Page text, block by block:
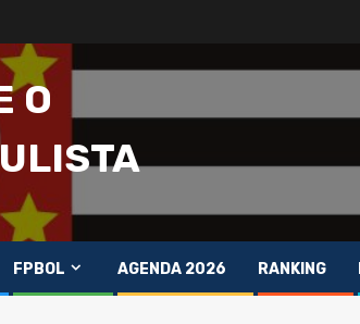
O
FPBOL AGENDA 2026 RANKING